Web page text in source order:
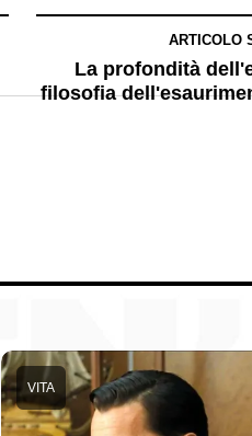
ARTICOLO
La profondità
filosofia
VITA